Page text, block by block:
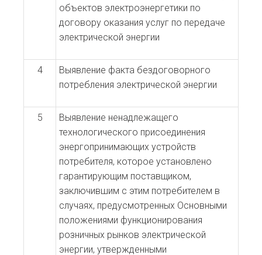
объектов электроэнергетики по
договору оказания услуг по передаче
электрической энергии
4
Выявление факта бездоговорного
потребления электрической энергии
5
Выявление ненадлежащего
технологического присоединения
энергопринимающих устройств
потребителя, которое установлено
гарантирующим поставщиком,
заключившим с этим потребителем в
случаях, предусмотренных Основными
положениями функционирования
розничных рынков электрической
энергии, утвержденными